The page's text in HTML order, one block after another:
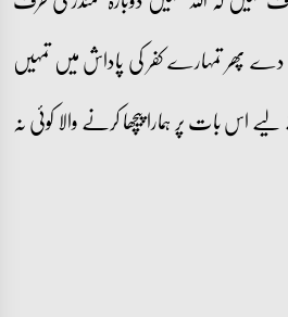
دے پھر تمہارے کفر کی پاداش میں تمہیں
بات پر ہمارا پیچھا کرنے والا کوئی نہ